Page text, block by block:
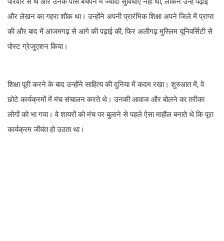
और लेखन का गहरा शौक था। उन्होंने अपनी प्रारंभिक शिक्षा अपने जिले में प्राप्त
की और बाद में आजमगढ़ से आगे की पढ़ाई की, फिर अलीगढ़ मुस्लिम यूनिवर्सिटी से
पोस्ट ग्रेजुएशन किया।
शिक्षा पूरी करने के बाद उन्होंने साहित्य की दुनिया में कदम रखा। शुरुआत में, वे
छोटे कार्यक्रमों में मंच संचालन करते थे। उनकी आवाज और बोलने का तरीका
लोगों को भा गया। वे शायरों को मंच पर बुलाने से पहले ऐसा माहौल बनाते थे कि पूरा
कार्यक्रम जीवंत हो उठता था।